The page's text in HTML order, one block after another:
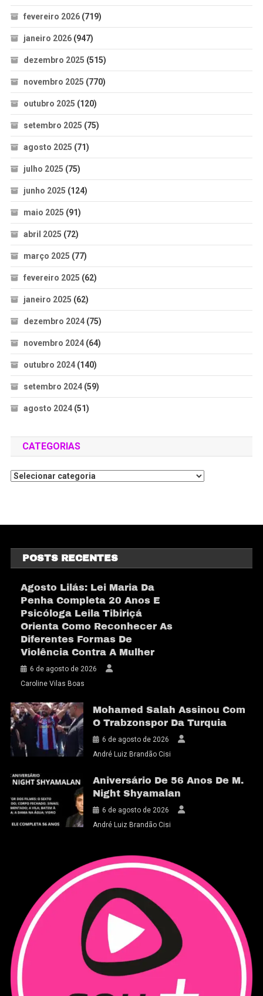
fevereiro 2026(719)
janeiro 2026(947)
dezembro 2025 (515)
novembro 2025 (770)
outubro 2025 (120)
setembro 2025 (75)
agosto 2025 (71)
julho 2025 (75)
junho 2025 (124)
maio 2025 (91)
abril 2025 (72)
março 2025 (77)
fevereiro 2025 (62)
janeiro 2025 (62)
dezembro 2024(75)
novembro 2024(64)
outubro 2024(140)
setembro 2024(59)
agosto 2024(51)
CATEGORIAS
POSTS RECENTES
Agosto Lilás: Lei Maria Da
Penha Completa 20 Anos E
Psicóloga Leila Tibiriçá
Orienta Como Reconhecer As
Diferentes Formas De
Violência Contra A Mulher
6 de agosto de 2026
Caroline Vilas Boas
Mohamed Salah Assinou Com
O Trabzonspor Da Turquia
6 de agosto de 2026
André Luiz Brandão Cisi
Aniversário De 56 Anos De M.
Night Shyamalan
6 de agosto de 2026
André Luiz Brandão Cisi